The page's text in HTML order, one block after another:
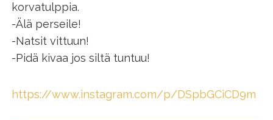
korvatulppia.
-Älä perseile!
-Natsit vittuun!
-Pidä kivaa jos siltä tuntuu!
https://www.instagram.com/p/DSpbGCiCD9m